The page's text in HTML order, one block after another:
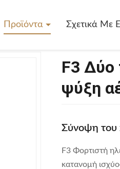
Προϊόντα Σχετικά Με
F3 Δύο
ψύξη
Σύνοψη του
F3 Φορτιστή
κατανομή